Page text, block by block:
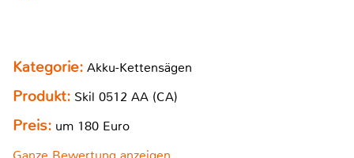
Kategorie: Akku-Kettensägen
Produkt: Skil 0512 AA (CA)
Preis: um 180 Euro